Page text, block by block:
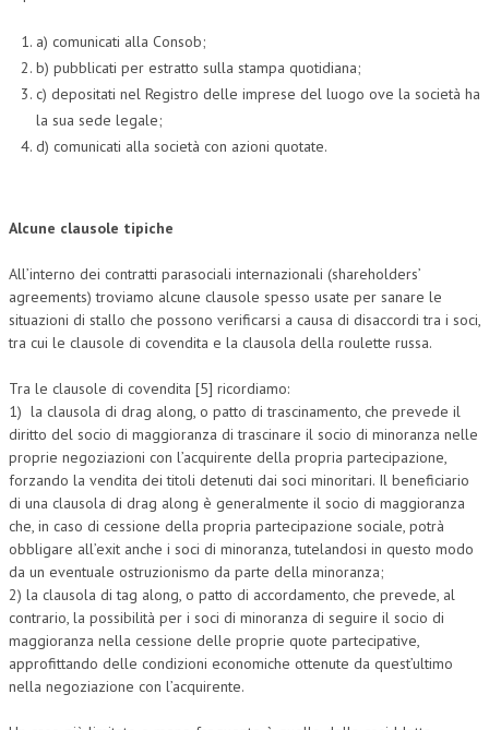
a) comunicati alla Consob;
b) pubblicati per estratto sulla stampa quotidiana;
c) depositati nel Registro delle imprese del luogo ove la società ha
la sua sede legale;
d) comunicati alla società con azioni quotate.
Alcune clausole tipiche
All’interno dei contratti parasociali internazionali (shareholders’
agreements) troviamo alcune clausole spesso usate per sanare le
situazioni di stallo che possono verificarsi a causa di disaccordi tra i soci,
tra cui le clausole di covendita e la clausola della roulette russa.
Tra le clausole di covendita [5] ricordiamo:
1) la clausola di drag along, o patto di trascinamento, che prevede il
diritto del socio di maggioranza di trascinare il socio di minoranza nelle
proprie negoziazioni con l’acquirente della propria partecipazione,
forzando la vendita dei titoli detenuti dai soci minoritari. Il beneficiario
di una clausola di drag along è generalmente il socio di maggioranza
che, in caso di cessione della propria partecipazione sociale, potrà
obbligare all’exit anche i soci di minoranza, tutelandosi in questo modo
da un eventuale ostruzionismo da parte della minoranza;
2) la clausola di tag along, o patto di accordamento, che prevede, al
contrario, la possibilità per i soci di minoranza di seguire il socio di
maggioranza nella cessione delle proprie quote partecipative,
approfittando delle condizioni economiche ottenute da quest’ultimo
nella negoziazione con l’acquirente.